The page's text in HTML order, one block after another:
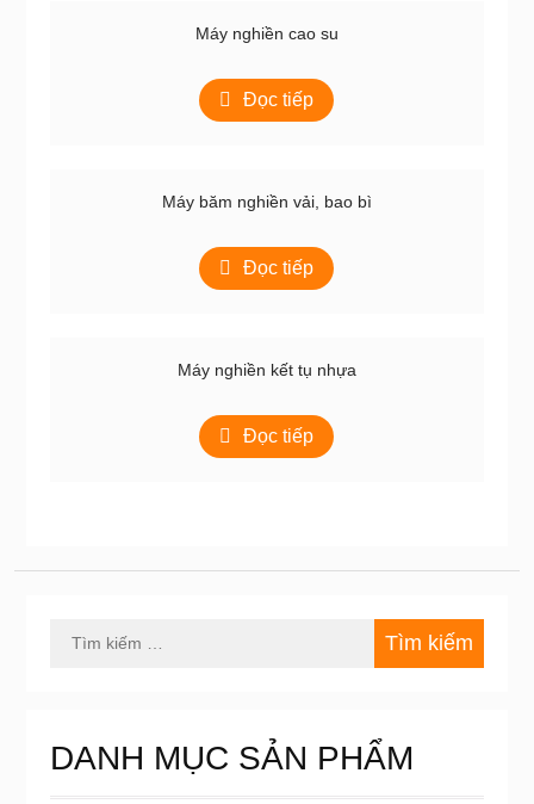
Máy nghiền cao su
Đọc tiếp
Máy băm nghiền vải, bao bì
Đọc tiếp
Máy nghiền kết tụ nhựa
Đọc tiếp
kiếm
DANH MỤC SẢN PHẨM